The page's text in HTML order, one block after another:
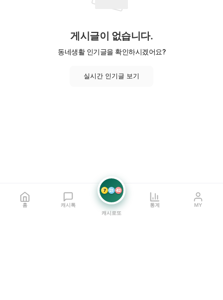
게시글이 없습니다.
동네생활 인기글을 확인하시겠어요?
실시간 인기글 보기
홈 캐시톡
7 21 42
캐시로또
통계 MY